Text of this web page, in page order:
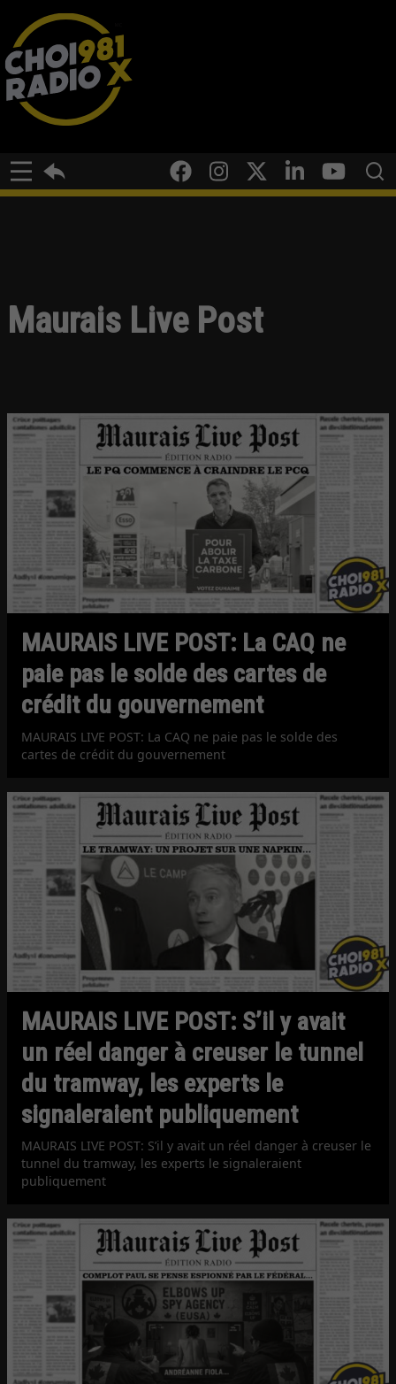
Maurais Live Post
MAURAIS LIVE POST: La CAQ ne
paie pas le solde des cartes de
crédit du gouvernement
MAURAIS LIVE POST: La CAQ ne paie pas le solde des
cartes de crédit du gouvernement
MAURAIS LIVE POST: S’il y avait
un réel danger à creuser le tunnel
du tramway, les experts le
signaleraient publiquement
MAURAIS LIVE POST: S’il y avait un réel danger à creuser le
tunnel du tramway, les experts le signaleraient
publiquement